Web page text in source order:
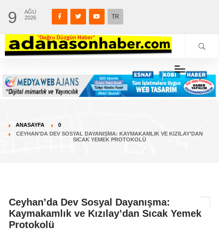
9
AĞU
2026
TR
ANASAYFA
0
CEYHAN’DA DEV SOSYAL DAYANIŞMA: KAYMAKAMLIK VE KIZILAY’DAN
SICAK YEMEK PROTOKOLÜ
Ceyhan’da Dev Sosyal Dayanışma:
Kaymakamlık ve Kızılay’dan Sıcak Yemek
Protokolü